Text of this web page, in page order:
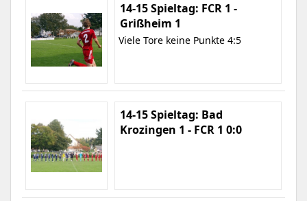
14-15 Spieltag: FCR 1 -
Grißheim 1
Viele Tore keine Punkte 4:5
14-15 Spieltag: Bad
Krozingen 1 - FCR 1 0:0